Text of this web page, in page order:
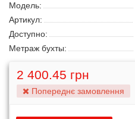
Модель:
Артикул:
Доступно:
Метраж бухты:
2 400.45 грн
Попереднє замовлення